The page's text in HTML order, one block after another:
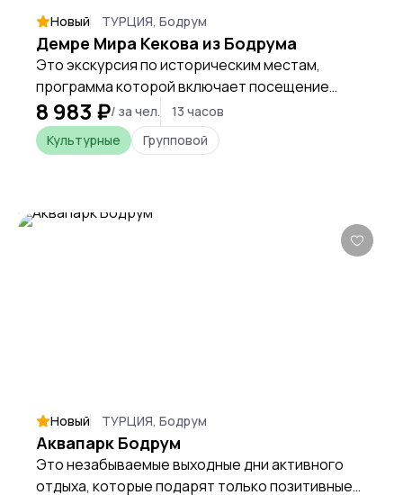
Новый ТУРЦИЯ, Бодрум
Демре Мира Кекова из Бодрума
Это экскурсия по историческим местам,
программа которой включает посещение
античных городов Демре и Мира, а также
острова Кекова, не до конца ушедшего под
воду.
8 983 ₽/ за чел.
13 часов
Культурные
Групповой
Новый ТУРЦИЯ, Бодрум
Аквапарк Бодрум
Это незабываемые выходные дни активного
отдыха, которые подарят только позитивные